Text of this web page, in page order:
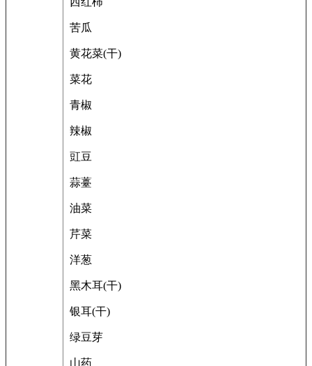
苦瓜
黄花菜(干)
菜花
青椒
辣椒
豇豆
蒜薹
油菜
芹菜
洋葱
黑木耳(干)
银耳(干)
绿豆芽
山药